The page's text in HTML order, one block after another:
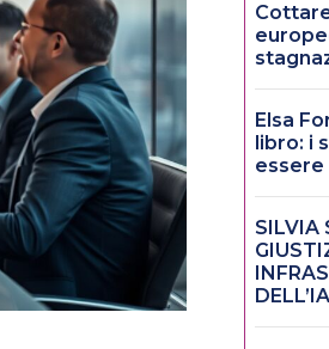
Elsa
libro: i
essere
SILVIA